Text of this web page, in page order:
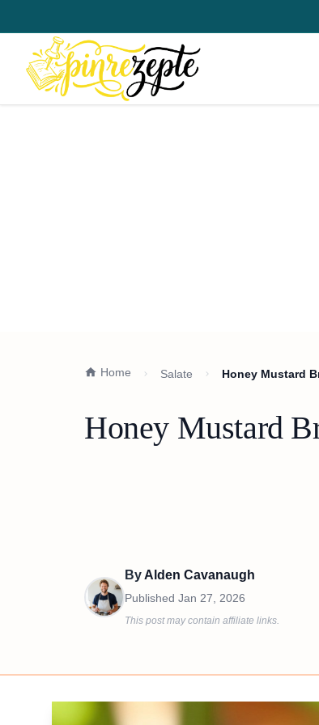
Home Salate Honey Mustard
Honey Mustard
ByAlden Cavanaugh
Published Jan 27, 2026
This post may contain affiliate links.